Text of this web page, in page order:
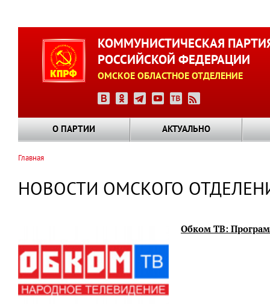
КОММУНИСТИЧЕСКАЯ
РОССИЙСКОЙ ФЕДЕРАЦИИ
ОМСКОЕ ОБЛАСТНОЕ ОТДЕЛЕНИЕ
О ПАРТИИ АКТУАЛЬНО
навигации
Главная
НОВОСТИ ОМСКОГО
Обком ТВ: